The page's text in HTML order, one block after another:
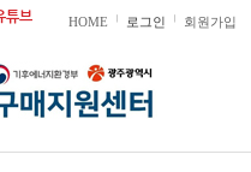
HOME 로그인 회원가입
튜브